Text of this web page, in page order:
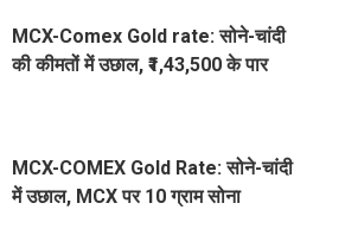
MCX-Comex Gold rate: सोने-चांदी
की कीमतों में उछाल, ₹1,43,500 के पार
MCX-COMEX Gold Rate: सोने-चांदी
में उछाल, MCX पर 10 ग्राम सोना